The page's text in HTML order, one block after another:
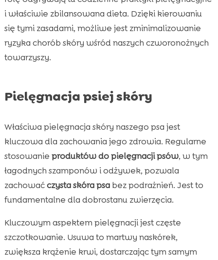
i właściwie zbilansowana dieta. Dzięki kierowaniu
się tymi zasadami, możliwe jest zminimalizowanie
ryzyka chorób skóry wśród naszych czworonożnych
towarzyszy.
Pielęgnacja psiej skóry
Właściwa pielęgnacja skóry naszego psa jest
kluczowa dla zachowania jego zdrowia. Regularne
stosowanie produktów do pielęgnacji psów, w tym
łagodnych szamponów i odżywek, pozwala
zachowaćczysta skóra psabez podrażnień. Jest to
fundamentalne dla dobrostanu zwierzęcia.
Kluczowym aspektem pielęgnacji jest częste
szczotkowanie. Usuwa to martwy naskórek,
zwiększa krążenie krwi, dostarczając tym samym